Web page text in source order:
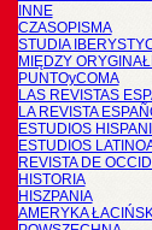
INNE
CZASOPISMA
STUDIA
MIĘDZY
PUNTOyCOMA
LAS REVISTAS
LA REVISTA
ESTUDIOS
ESTUDIOS
REVISTA DE
HISTORIA
HISZPANIA
AMERYKA